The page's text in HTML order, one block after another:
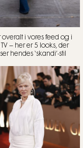
overalt i vores feed og i
– her er 5 looks, der
hendes ‘skandi’-stil